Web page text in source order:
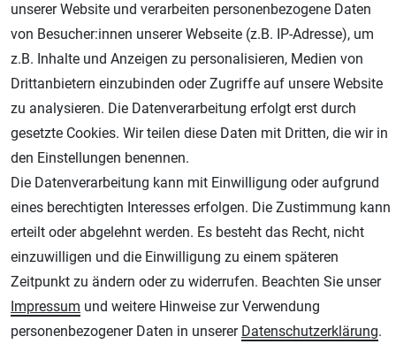
unserer Website und verarbeiten personenbezogene Daten
von Besucher:innen unserer Webseite (z.B. IP-Adresse), um
z.B. Inhalte und Anzeigen zu personalisieren, Medien von
Drittanbietern einzubinden oder Zugriffe auf unsere Website
zu analysieren. Die Datenverarbeitung erfolgt erst durch
gesetzte Cookies. Wir teilen diese Daten mit Dritten, die wir in
den Einstellungen benennen.
Die Datenverarbeitung kann mit Einwilligung oder aufgrund
eines berechtigten Interesses erfolgen. Die Zustimmung kann
erteilt oder abgelehnt werden. Es besteht das Recht, nicht
einzuwilligen und die Einwilligung zu einem späteren
Zeitpunkt zu ändern oder zu widerrufen. Beachten Sie unser
Impressum und weitere Hinweise zur Verwendung
personenbezogener Daten in unserer Daten­schutz­erklärung.